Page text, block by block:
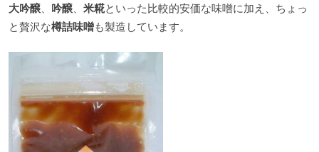
大吟醸、 吟醸、 米糀といった比較的安価な味噌に加え、ちょっ
と贅沢な樽詰味噌も製造しています。